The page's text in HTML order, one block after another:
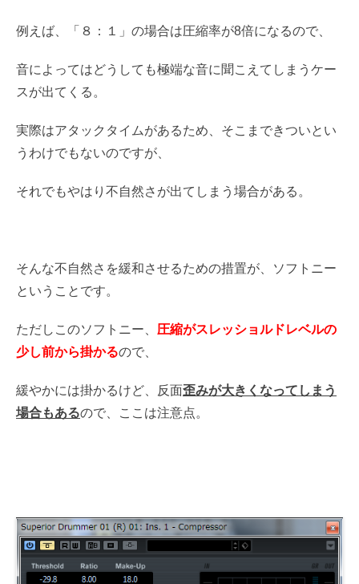
例えば、「８：１」の場合は圧縮率が8倍になるので、
音によってはどうしても極端な音に聞こえてしまうケー
スが出てくる。
実際はアタックタイムがあるため、そこまできついとい
うわけでもないのですが、
それでもやはり不自然さが出てしまう場合がある。
そんな不自然さを緩和させるための措置が、ソフトニー
ということです。
ただしこのソフトニー、 圧縮がスレッショルドレベルの
少し前から掛かるので、
緩やかには掛かるけど、反面歪みが大きくなってしまう
場合もあるので、ここは注意点。